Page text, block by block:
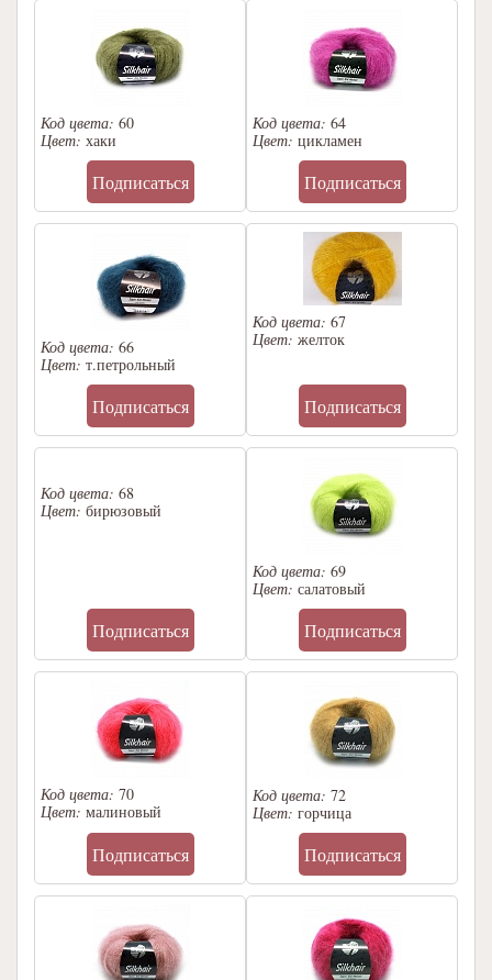
Код цвета: 60
Цвет: хаки
Подписаться
Код цвета: 64
Цвет: цикламен
Подписаться
Код цвета: 66
Цвет: т.петрольный
Подписаться
Код цвета: 67
Цвет: желток
Подписаться
Код цвета: 68
Цвет: бирюзовый
Подписаться
Код цвета: 69
Цвет: салатовый
Подписаться
Код цвета: 70
Цвет: малиновый
Подписаться
Код цвета: 72
Цвет: горчица
Подписаться